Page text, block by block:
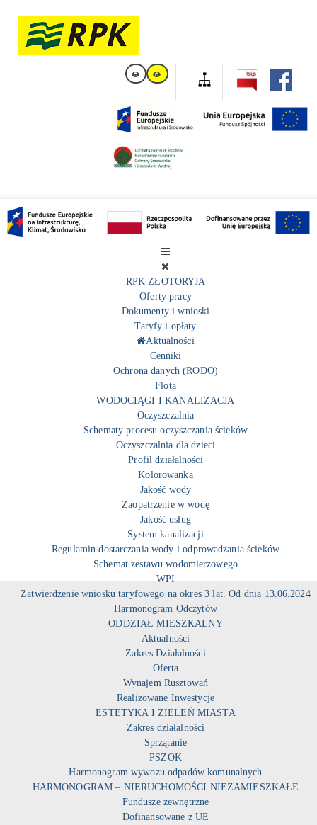
RPK ZŁOTORYJA
Oferty pracy
Dokumenty i wnioski
Taryfy i opłaty
Aktualności
Cenniki
Ochrona danych (RODO)
Flota
WODOCIĄGI I KANALIZACJA
Oczyszczalnia
Schematy procesu oczyszczania ścieków
Oczyszczalnia dla dzieci
Profil działalności
Kolorowanka
Jakość wody
Zaopatrzenie w wodę
Jakość usług
System kanalizacji
Regulamin dostarczania wody i odprowadzania ścieków
Schemat zestawu wodomierzowego
WPI
Zatwierdzenie wniosku taryfowego na okres 3 lat. Od dnia 13.06.2024
Harmonogram Odczytów
ODDZIAŁ MIESZKALNY
Aktualności
Zakres Działalności
Oferta
Wynajem Rusztowań
Realizowane Inwestycje
ESTETYKA I ZIELEŃ MIASTA
Zakres działalności
Sprzątanie
PSZOK
Harmonogram wywozu odpadów komunalnych
HARMONOGRAM – NIERUCHOMOŚCI NIEZAMIESZKAŁE
Fundusze zewnętrzne
Dofinansowane z UE